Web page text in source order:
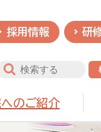
採用情報 研
のご紹介